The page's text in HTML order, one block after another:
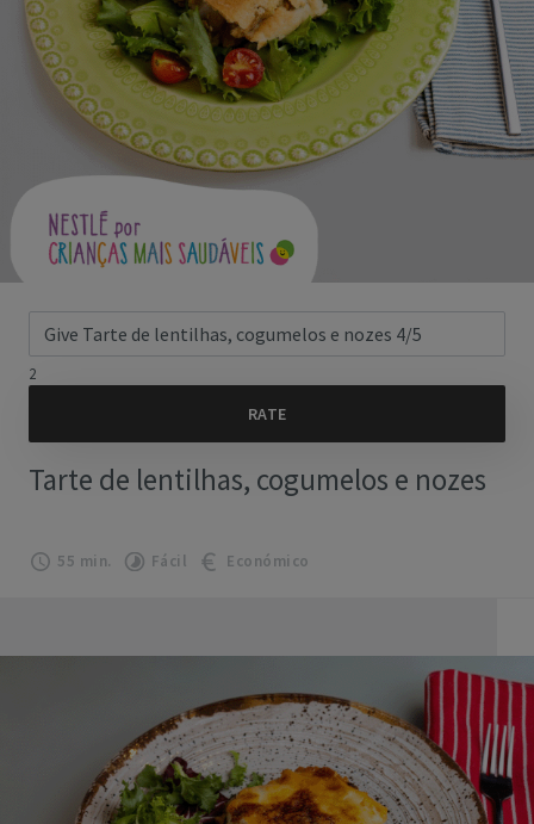
2
Tarte de lentilhas, cogumelos e nozes
55 min. Fácil Económico